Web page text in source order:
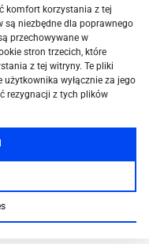
komfort korzystania z tej
są niezbędne dla poprawnego
przechowywane w
stron trzecich, które
z tej witryny. Te pliki
wyłącznie za jego
rezygnacji z tych plików